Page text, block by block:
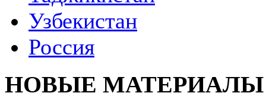
Узбекистан
Россия
НОВЫЕ МАТЕРИАЛЫ